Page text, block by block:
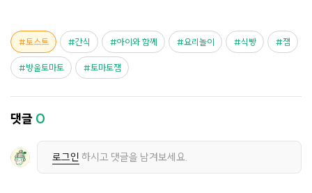
토스트 간식 아이와 함께 요리놀이 식빵 잼
방울토마토 토마토잼
댓글 0
로그인 하시고 댓글을 남겨보세요.